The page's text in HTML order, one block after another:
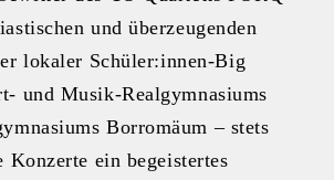
und überzeugenden
lokaler Schüler:innen-Big
und Musik-Realgymnasiums
Borromäum – stets
Konzerte ein begeistertes